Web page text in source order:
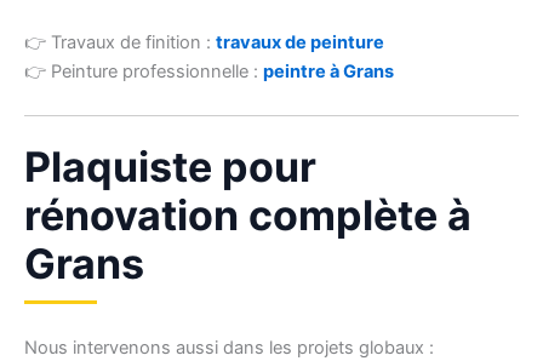
👉 Travaux de finition : travaux de peinture
👉 Peinture professionnelle : peintre à Grans
Plaquiste pour
rénovation complète à
Grans
Nous intervenons aussi dans les projets globaux :